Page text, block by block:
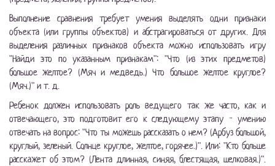
Выполнение сравнения требует умения выделять одни признаки
объекта (или группы объектов) и абстрагироваться от других. Для
выделения различных признаков объекта можно использовать игру
"Найди это по указанным признакам": "Что (из этих предметов)
большое желтое? (Мяч и медведь.) Что большое желтое круглое?
(Мяч.)" и т. д.
Ребенок должен использовать роль ведущего так же часто, как и
отвечающего, это подготовит его к следующему этапу - умению
отвечать на вопрос: "Что ты можешь рассказать о нем? (Арбуз большой,
круглый, зеленый. Солнце круглое, желтое, горячее.)". Или: "Кто больше
расскажет об этом? (Лента длинная, синяя, блестящая, шелковая.)".